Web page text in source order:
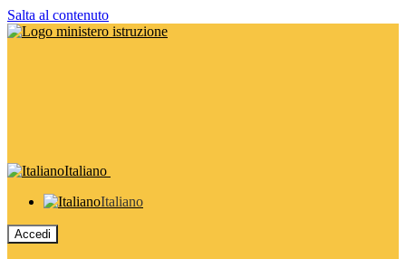
Salta al contenuto
Italiano
Italiano
Accedi